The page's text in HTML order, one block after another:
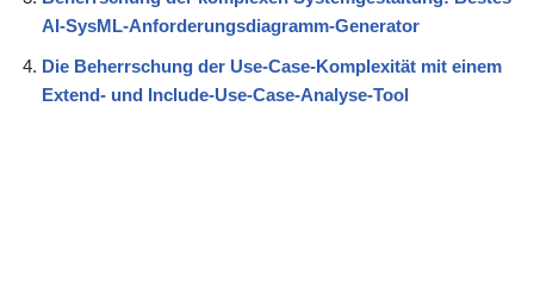
AI-SysML-Anforderungsdiagramm-Generator
Die Beherrschung der Use-Case-Komplexität mit einem
Extend- und Include-Use-Case-Analyse-Tool